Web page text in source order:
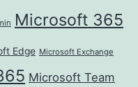
Microsoft 365
Edge Microsoft Exchange
Microsoft Team